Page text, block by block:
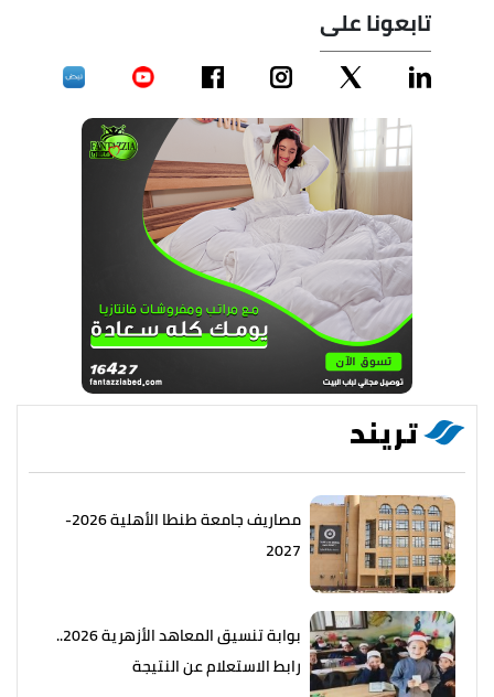
تابعونا على
تريند
مصاريف جامعة طنطا الأهلية 2026-
2027
بوابة تنسيق المعاهد الأزهرية 2026..
رابط الاستعلام عن النتيجة